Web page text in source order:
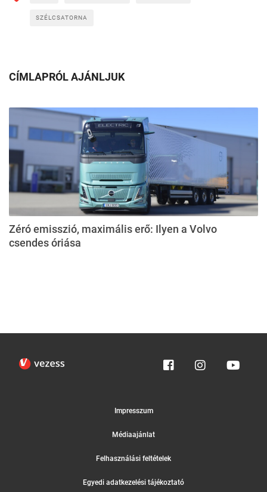
SZÉLCSATORNA
CÍMLAPRÓL AJÁNLJUK
Zéró emisszió, maximális erő: Ilyen a Volvo
csendes óriása
Impresszum
Médiaajánlat
Felhasználási feltételek
Egyedi adatkezelési tájékoztató